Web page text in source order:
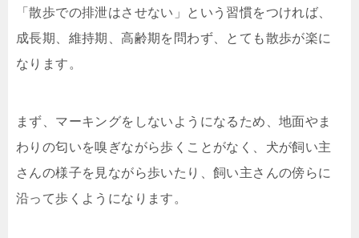
「散歩での排泄はさせない」という習慣をつければ、
成長期、維持期、高齢期を問わず、とても散歩が楽に
なります。
まず、マーキングをしないようになるため、地面やま
わりの匂いを嗅ぎながら歩くことがなく、犬が飼い主
さんの様子を見ながら歩いたり、飼い主さんの傍らに
沿って歩くようになります。